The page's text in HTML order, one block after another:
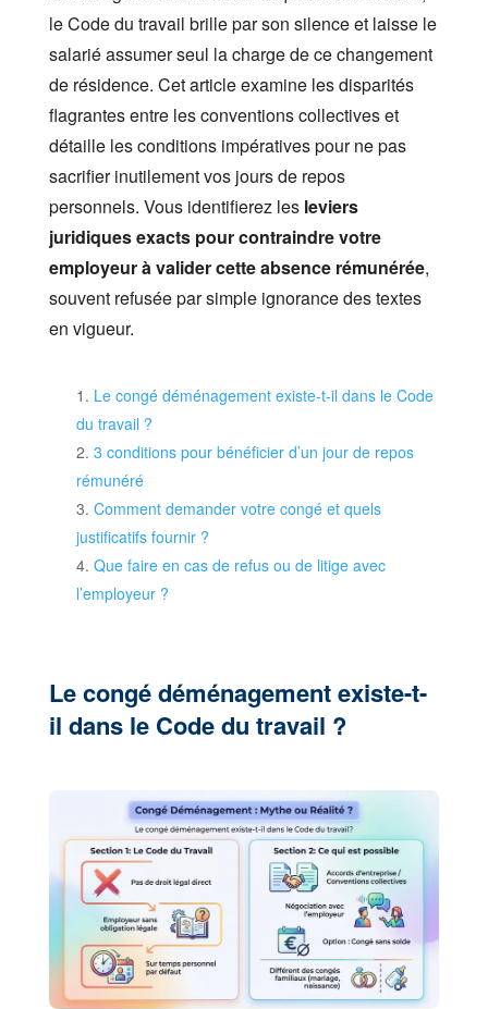
le Code du travail brille par son silence et laisse le
salarié assumer seul la charge de ce changement
de résidence. Cet article examine les disparités
flagrantes entre les conventions collectives et
détaille les conditions impératives pour ne pas
sacrifier inutilement vos jours de repos
personnels. Vous identifierez les leviers
juridiques exacts pour contraindre votre
employeur à valider cette absence rémunérée,
souvent refusée par simple ignorance des textes
en vigueur.
Le congé déménagement existe-t-il dans le Code
du travail ?
3 conditions pour bénéficier d’un jour de repos
rémunéré
Comment demander votre congé et quels
justificatifs fournir ?
Que faire en cas de refus ou de litige avec
l’employeur ?
Le congé déménagement existe-t-
il dans le Code du travail ?